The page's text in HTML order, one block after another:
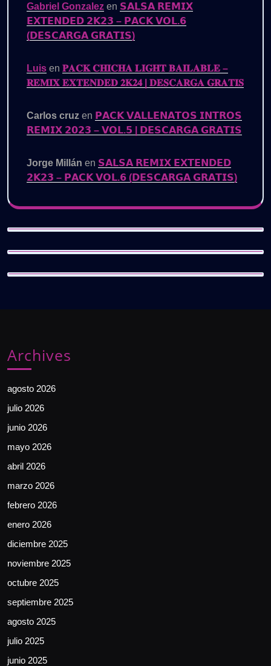
Gabriel Gonzalez en 𝗦𝗔𝗟𝗦𝗔 𝗥𝗘𝗠𝗜𝗫
𝗘𝗫𝗧𝗘𝗡𝗗𝗘𝗗 𝟮𝗞𝟮𝟯 – 𝗣𝗔𝗖𝗞 𝗩𝗢𝗟.𝟲
(𝗗𝗘𝗦𝗖𝗔𝗥𝗚𝗔 𝗚𝗥𝗔𝗧𝗜𝗦)
Luis en 𝐏𝐀𝐂𝐊 𝐂𝐇𝐈𝐂𝐇𝐀 𝐋𝐈𝐆𝐇𝐓 𝐁𝐀𝐈𝐋𝐀𝐁𝐋𝐄 –
𝐑𝐄𝐌𝐈𝐗 𝐄𝐗𝐓𝐄𝐍𝐃𝐄𝐃 𝟐𝐊𝟐𝟒 | 𝐃𝐄𝐒𝐂𝐀𝐑𝐆𝐀 𝐆𝐑𝐀𝐓𝐈𝐒
Carlos cruz en 𝗣𝗔𝗖𝗞 𝗩𝗔𝗟𝗟𝗘𝗡𝗔𝗧𝗢𝗦 𝗜𝗡𝗧𝗥𝗢𝗦
𝗥𝗘𝗠𝗜𝗫 𝟮𝟬𝟮𝟯 – 𝗩𝗢𝗟.𝟱 | 𝗗𝗘𝗦𝗖𝗔𝗥𝗚𝗔 𝗚𝗥𝗔𝗧𝗜𝗦
Jorge Millán en 𝗦𝗔𝗟𝗦𝗔 𝗥𝗘𝗠𝗜𝗫 𝗘𝗫𝗧𝗘𝗡𝗗𝗘𝗗
𝟮𝗞𝟮𝟯 – 𝗣𝗔𝗖𝗞 𝗩𝗢𝗟.𝟲 (𝗗𝗘𝗦𝗖𝗔𝗥𝗚𝗔 𝗚𝗥𝗔𝗧𝗜𝗦)
Archives
agosto 2026
julio 2026
junio 2026
mayo 2026
abril 2026
marzo 2026
febrero 2026
enero 2026
diciembre 2025
noviembre 2025
octubre 2025
septiembre 2025
agosto 2025
julio 2025
junio 2025